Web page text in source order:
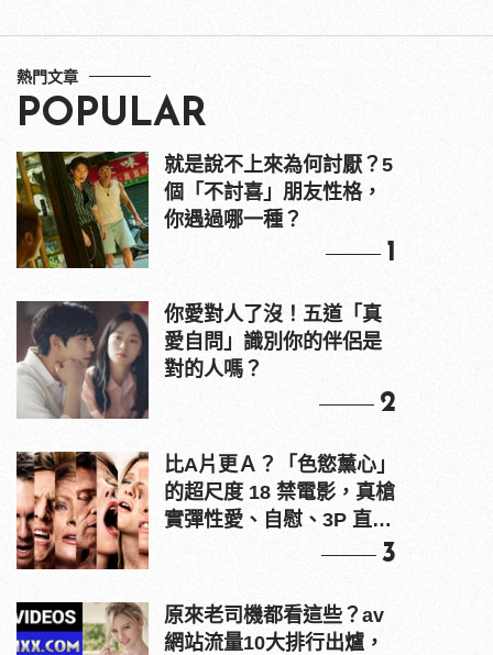
熱門文章
POPULAR
就是說不上來為何討厭？5
個「不討喜」朋友性格，
你遇過哪一種？
1
你愛對人了沒！五道「真
愛自問」識別你的伴侶是
對的人嗎？
2
比A片更Ａ？「色慾薰心」
的超尺度 18 禁電影，真槍
實彈性愛、自慰、3P 直接
3
原來老司機都看這些？av
網站流量10大排行出爐，